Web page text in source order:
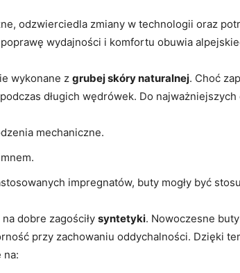
odzwierciedla zmiany​ w technologii⁤ oraz
wydajności i komfortu‍ obuwia
wykonane z grubej skóry naturalnej.⁣ Choć
długich wędrówek. ​Do
mechaniczne.
impregnatów, buty mogły być
‌dobre ⁢zagościły syntetyki. Nowoczesne
przy zachowaniu oddychalności. Dzięki
na: